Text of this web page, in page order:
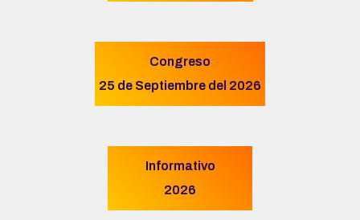
Congreso
25 de Septiembre del 2026
Informativo
2026